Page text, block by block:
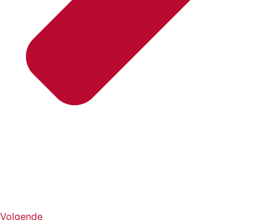
Volgende